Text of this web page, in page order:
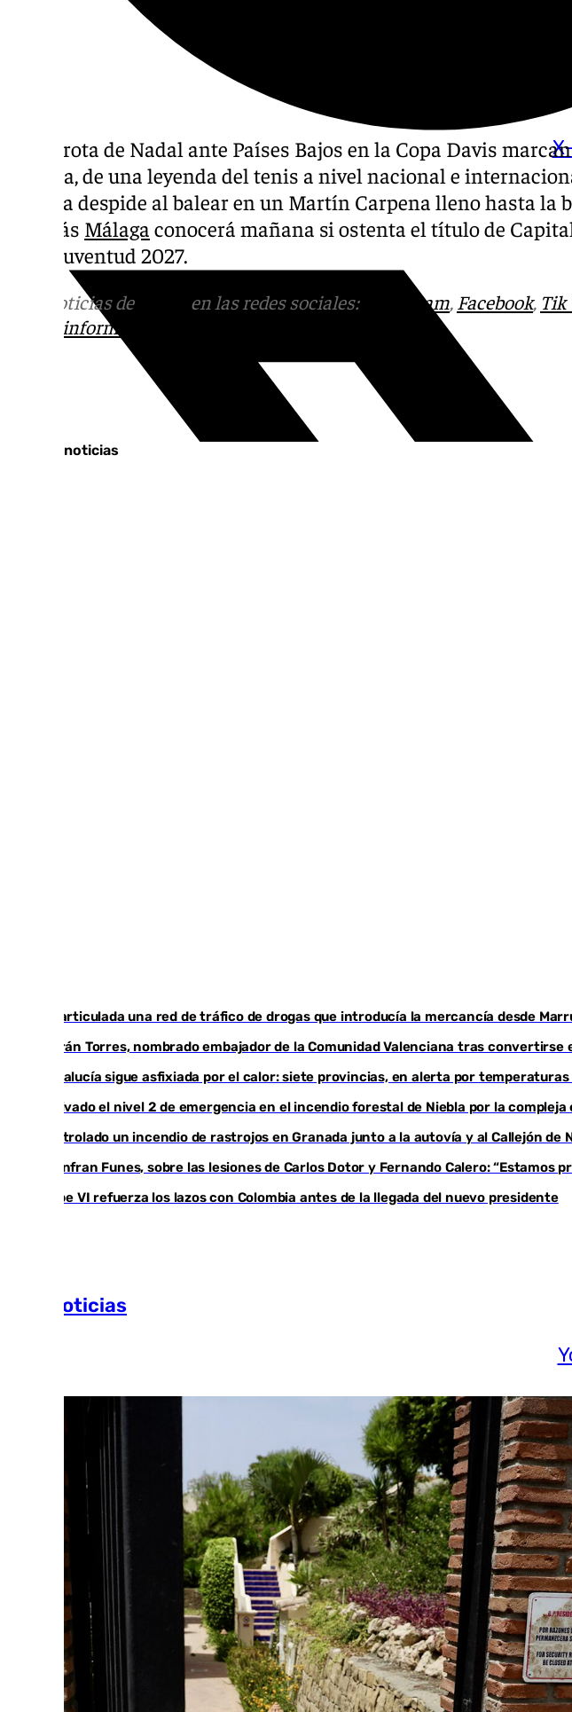
La derrota de Nadal ante Países Bajos en la Copa Davis
una era, de una leyenda del tenis a nivel nacional e
España despide al balear en un Martín Carpena lleno hasta la
Además Málaga conocerá mañana si ostenta el título de
de la Juventud 2027.
Más noticias de en las redes sociales: Instagram, Facebook, Tik
informativos@101tv.es
Últimas noticias
Desarticulada una red de tráfico de drogas que introducía la mercancía desde
Ferrán Torres, nombrado embajador de la Comunidad Valenciana tras convertirse
Andalucía sigue asfixiada por el calor: siete provincias, en alerta por
Activado el nivel 2 de emergencia en el incendio forestal de Niebla por la
Controlado un incendio de rastrojos en Granada junto a la autovía y al Callejón de
Juanfran Funes, sobre las lesiones de Carlos Dotor y Fernando Calero: “Estamos
Felipe VI refuerza los lazos con Colombia antes de la llegada del nuevo presidente
Más noticias